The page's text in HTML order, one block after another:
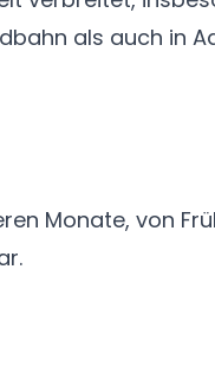
als auch in
Monate, von